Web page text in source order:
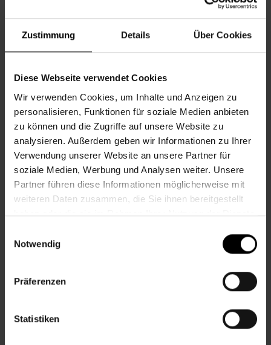
Zustimmung Details Über Cookies
Diese Webseite verwendet Cookies
Wir verwenden Cookies, um Inhalte und Anzeigen zu
personalisieren, Funktionen für soziale Medien anbieten
zu können und die Zugriffe auf unsere Website zu
analysieren. Außerdem geben wir Informationen zu Ihrer
Verwendung unserer Website an unsere Partner für
soziale Medien, Werbung und Analysen weiter. Unsere
Partner führen diese Informationen möglicherweise mit
weiteren Daten zusammen, die Sie ihnen bereitgestellt
haben oder die sie im Rahmen Ihrer Nutzung der Dienste
Notwendig
Präferenzen
Statistiken
FLOHMARKT IM AUGUST
Flohmärkte
Nachbarschaftszentrum 08
STADT-LAND-FLUSS ONLINE
Do., 27.08.2026, 17.45